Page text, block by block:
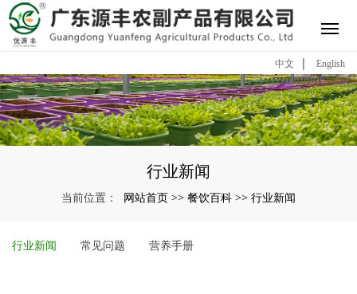
中文 | English
行业新闻
当前位置： 网站首页 >> 餐饮百科 >> 行业新闻
行业新闻 常见问题 营养手册